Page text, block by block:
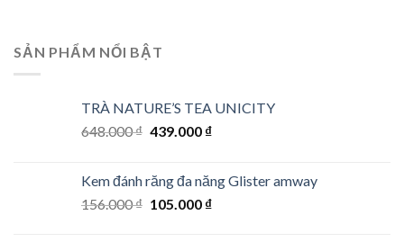
SẢN PHẨM NỔI BẬT
TRÀ NATURE’S TEA UNICITY
648.000₫ Original
648.000 ₫.
439.000 ₫Current
439.000 ₫.
Kem đánh răng đa năng Glister amway
156.000₫ Original
105.000 ₫Current